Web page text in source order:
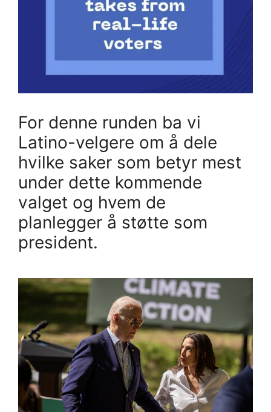
For denne runden ba vi
Latino-velgere om å dele
hvilke saker som betyr mest
under dette kommende
valget og hvem de
planlegger å støtte som
president.